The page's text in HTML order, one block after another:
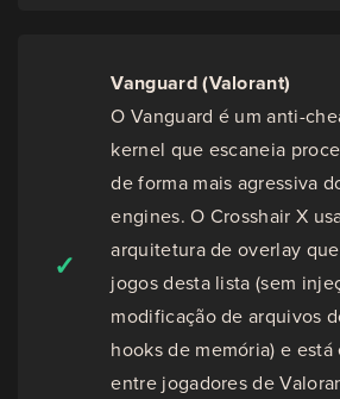
✓
Vanguard (Valorant)
O Vanguard é um anti-
kernel que escaneia
de forma mais agressiva
engines. O Crosshair X
arquitetura de overlay
jogos desta lista (sem
modificação de arquivos
hooks de memória) e
entre jogadores de